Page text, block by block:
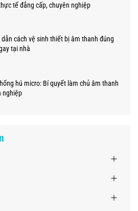
tế đẳng cấp, chuyên nghiệp
cách vệ sinh thiết bị âm thanh đúng
tại nhà
hú micro: Bí quyết làm chủ âm thanh
nghiệp